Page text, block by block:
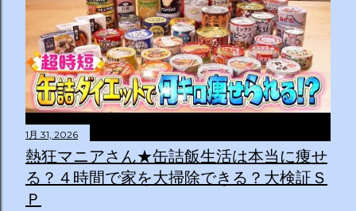
1月 31, 2026
熱狂マニアさん★缶詰飯生活は本当に痩せ
る？４時間で家を大掃除できる？大検証Ｓ
Ｐ